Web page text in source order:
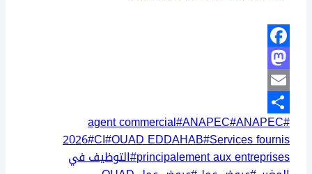
Facebook
Mastodon
Email
Share
وسوم
المقال:
#
agent commercial#ANAPEC#ANAPEC
2026#CI#OUAD EDDAHAB#Services fournis
principalement aux entreprises
#التوظيف في